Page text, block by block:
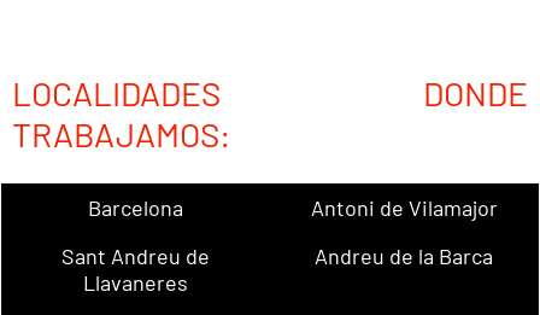
LOCALIDADES DONDE
TRABAJAMOS:
Barcelona
Antoni de Vilamajor
Sant Andreu de
Llavaneres
Andreu de la Barca